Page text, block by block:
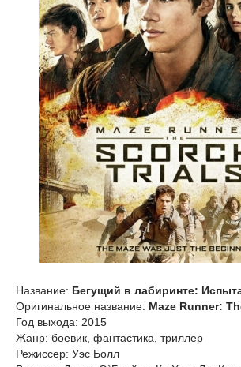
Название: Бегущий в лабиринте:
Оригинальное название: Maze Runner:
Год выхода: 2015
Жанр: боевик, фантастика, триллер
Режиссер: Уэс Болл